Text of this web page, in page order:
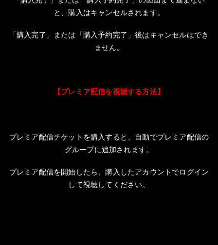
と、購入はキャンセルされます。
「購入完了」または「購入予約完了」後はキャンセルはでき
ません。
【プレミア配信を視聴する方法】
プレミア配信チケットを購入すると、自動でプレミア配信の
グループに追加されます。
プレミア配信を開始したら、購入したアカウントでログイン
して視聴してください。